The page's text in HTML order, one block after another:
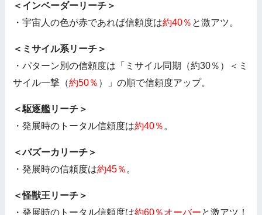
＜インベーダーリーチ＞
・宇宙人の色が赤であれば信頼度は約40％ と激アツ。
＜ミサイル系リーチ＞
・パターン別の信頼度は「ミサイル同期（約30％）＜ミ
サイル一撃（約50％ ）」の順で信頼度アップ。
＜駆逐艦リーチ＞
・発展時のトータル信頼度は約40％ 。
＜バズーカリーチ＞
・発展時の信頼度は約45％ 。
＜怪獣王リーチ＞
・発展時のトータル信頼度は約60％オーバーと激アツ！